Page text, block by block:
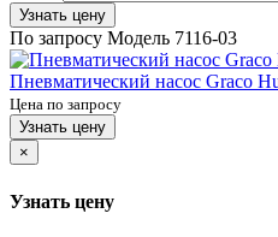
Узнать цену
По запросу Модель 7116-03
Пневматический насос Graco
Цена по запросу
Узнать цену
×
Узнать цену